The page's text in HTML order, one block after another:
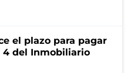
el plazo para pagar
4 del Inmobiliario